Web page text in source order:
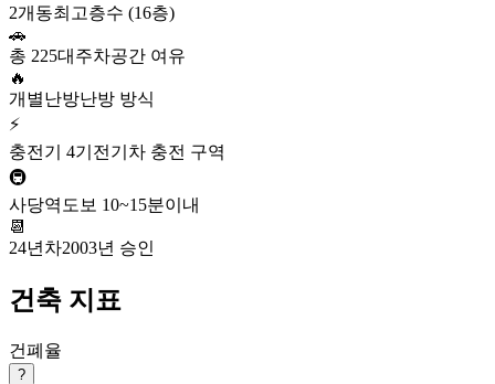
2개동최고층수 (16층)
🚗
총 225대 주차공간 여유
🔥
개별난방난방 방식
⚡
충전기 4기 전기차 충전 구역
🚇
사당역 도보 10~15분이내
📆
24년차2003년 승인
건축 지표
건폐율
?